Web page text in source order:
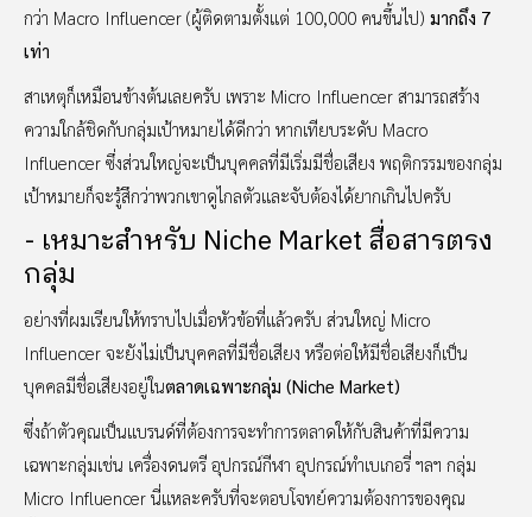
กว่า Macro Influencer (ผู้ติดตามตั้งแต่ 100,000 คนขึ้นไป) มากถึง 7
เท่า
สาเหตุก็เหมือนข้างต้นเลยครับ เพราะ Micro Influencer สามารถสร้าง
ความใกล้ชิดกับกลุ่มเป้าหมายได้ดีกว่า หากเทียบระดับ Macro
Influencer ซึ่งส่วนใหญ่จะเป็นบุคคลที่มีเริ่มมีชื่อเสียง พฤติกรรมของกลุ่ม
เป้าหมายก็จะรู้สึกว่าพวกเขาดูไกลตัวและจับต้องได้ยากเกินไปครับ
- เหมาะสำหรับ Niche Market สื่อสารตรง
กลุ่ม
อย่างที่ผมเรียนให้ทราบไปเมื่อหัวข้อที่แล้วครับ ส่วนใหญ่ Micro
Influencer จะยังไม่เป็นบุคคลที่มีชื่อเสียง หรือต่อให้มีชื่อเสียงก็เป็น
บุคคลมีชื่อเสียงอยู่ในตลาดเฉพาะกลุ่ม (Niche Market)
ซึ่งถ้าตัวคุณเป็นแบรนด์ที่ต้องการจะทำการตลาดให้กับสินค้าที่มีความ
เฉพาะกลุ่มเช่น เครื่องดนตรี อุปกรณ์กีฬา อุปกรณ์ทำเบเกอรี่ ฯลฯ กลุ่ม
Micro Influencer นี่แหละครับที่จะตอบโจทย์ความต้องการของคุณ